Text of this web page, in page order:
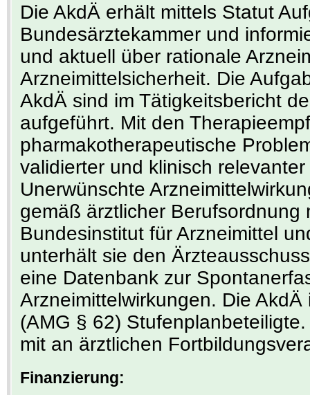
Die AkdÄ erhält mittels Statut
Bundesärztekammer und
und aktuell über rationale
Arzneimittelsicherheit. Die
AkdÄ sind im Tätigkeitsbericht
aufgeführt. Mit den
pharmakotherapeutische
validierter und klinisch
Unerwünschte
gemäß ärztlicher Berufsordnung
Bundesinstitut für Arzneimittel
unterhält sie den
eine Datenbank zur
Arzneimittelwirkungen. Die
(AMG § 62)
mit an ärztlichen
Finanzierung: